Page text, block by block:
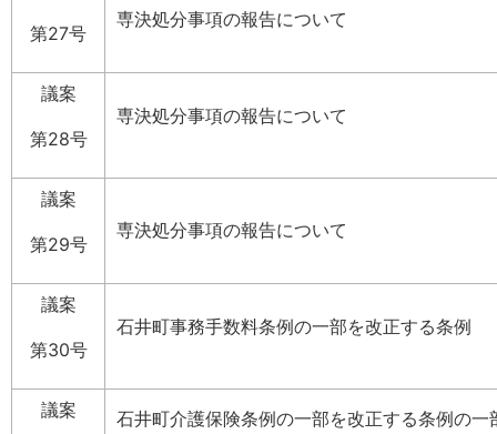
第27号
専決処分事項の報告について
議案
第28号
専決処分事項の報告について
議案
第29号
専決処分事項の報告について
議案
第30号
石井町事務手数料条例の一部を改正する条例
議案
石井町介護保険条例の一部を改正する条例の一